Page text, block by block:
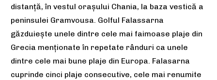
distanță, în vestul orașului Chania, la baza vestică a
peninsulei Gramvousa. Golful Falassarna
găzduiește unele dintre cele mai faimoase plaje din
Grecia menționate în repetate rânduri ca unele
dintre cele mai bune plaje din Europa. Falasarna
cuprinde cinci plaje consecutive, cele mai renumite